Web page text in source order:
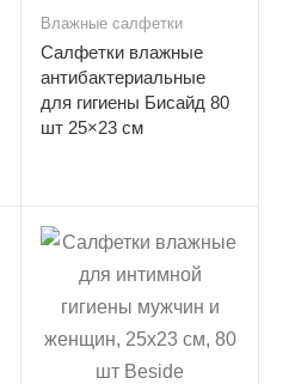
Влажные салфетки
Салфетки влажные
антибактериальные
для гигиены Бисайд 80
шт 25×23 см